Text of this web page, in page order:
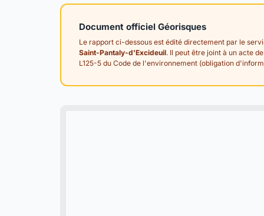
Document officiel Géorisques
Le rapport ci-dessous est édité directement par le
Saint-Pantaly-d'Excideuil. Il peut être joint à un acte
L125-5 du Code de l'environnement (obligation